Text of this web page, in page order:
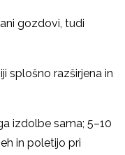
gozdovi, tudi
splošno razširjena in
izdolbe sama; 5–10
in poletijo pri